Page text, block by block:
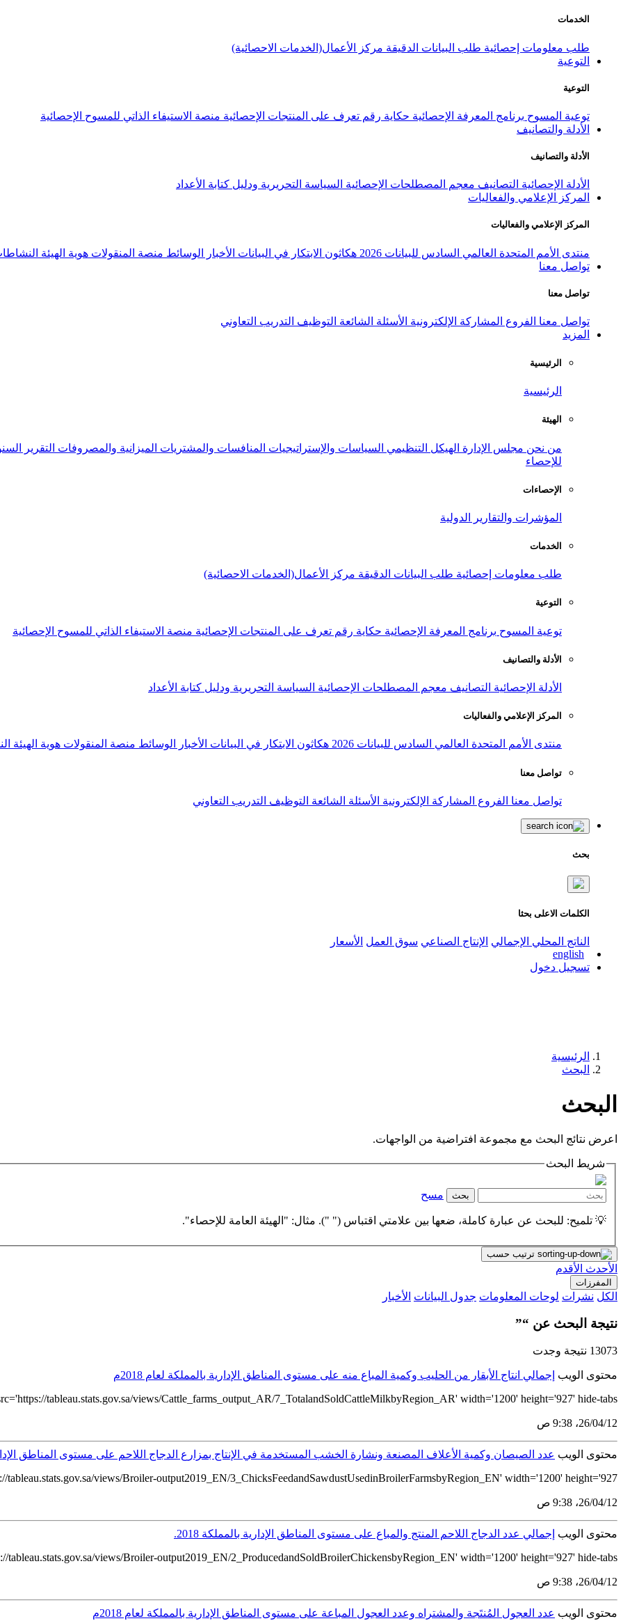
الخدمات
طلب معلومات إحصائية طلب البيانات الدقيقة مركز الأعمال(الخدمات الاحصائية)
التوعية
التوعية
توعية المسوح برنامج المعرفة الإحصائية حكاية رقم تعرف على المنتجات الإحصائية منصة الاستيفاء الذاتي للمسوح الإحصائية
الأدلة والتصانيف
الأدلة والتصانيف
الأدلة الإحصائية التصانيف معجم المصطلحات الإحصائية السياسة التحريرية ودليل كتابة الأعداد
المركز الإعلامي والفعاليات
المركز الإعلامي والفعاليات
منتدى الأمم المتحدة العالمي السادس للبيانات 2026 هكاثون الابتكار في البيانات الأخبار الوسائط منصة المنقولات هوية الهيئة
تواصل معنا
تواصل معنا
تواصل معنا الفروع المشاركة الإلكترونية الأسئلة الشائعة التوظيف التدريب التعاوني
المزيد
الرئيسية
الرئيسية
الهيئة
من نحن مجلس الإدارة الهيكل التنظيمي السياسات والإستراتيجيات المنافسات والمشتريات الميزانية والمصروفات التقرير
للإحصاء
الإحصاءات
المؤشرات والتقارير الدولية
الخدمات
طلب معلومات إحصائية طلب البيانات الدقيقة مركز الأعمال(الخدمات الاحصائية)
التوعية
توعية المسوح برنامج المعرفة الإحصائية حكاية رقم تعرف على المنتجات الإحصائية منصة الاستيفاء الذاتي للمسوح الإحصائية
الأدلة والتصانيف
الأدلة الإحصائية التصانيف معجم المصطلحات الإحصائية السياسة التحريرية ودليل كتابة الأعداد
المركز الإعلامي والفعاليات
منتدى الأمم المتحدة العالمي السادس للبيانات 2026 هكاثون الابتكار في البيانات الأخبار الوسائط منصة المنقولات هوية الهيئة
تواصل معنا
تواصل معنا الفروع المشاركة الإلكترونية الأسئلة الشائعة التوظيف التدريب التعاوني
بحث
الكلمات الاعلى بحثا
الناتج المحلي الإجمالي الإنتاج الصناعي سوق العمل الأسعار
english
تسجيل دخول
الرئيسية
البحث
البحث
اعرض نتائج البحث مع مجموعة افتراضية من الواجهات.
شريط البحث
بحث مسح
💡 تلميح: للبحث عن عبارة كاملة، ضعها بين علامتي اقتباس (" "). مثال: "الهيئة العامة للإحصاء".
ترتيب حسب
الأحدث الأقدم
المفرزات
الكل نشرات لوحات المعلومات جدول البيانات الأخبار
نتيجة البحث عن “”
13073 نتيجة وجدت
محتوى الويب إجمالي انتاج الأبقار من الحليب وكمية المباع منه على مستوى المناطق الإدارية بالمملكة لعام 2018م
tableau.stats.gov.sa/views/Cattle_farms_output_AR/7_TotalandSoldCattleMilkbyRegion_AR' width='1200' height='927' hide-tabs...
12‏/04‏/26، 9:38 ص
محتوى الويب عدد الصيصان وكمية الأعلاف المصنعة ونشارة الخشب المستخدمة في الإنتاج بمزارع الدجاج اللاحم على مستوى المناطق الإدارية
views/Broiler-output2019_EN/3_ChicksFeedandSawdustUsedinBroilerFarmsbyRegion_EN' width='1200' height='927'...
12‏/04‏/26، 9:38 ص
محتوى الويب إجمالي عدد الدجاج اللاحم المنتج والمباع على مستوى المناطق الإدارية بالمملكة 2018.
views/Broiler-output2019_EN/2_ProducedandSoldBroilerChickensbyRegion_EN' width='1200' height='927' hide-tabs...
12‏/04‏/26، 9:38 ص
محتوى الويب عدد العجول المُنتَجة والمشتراه وعدد العجول المباعة على مستوى المناطق الإدارية بالمملكة لعام 2018م